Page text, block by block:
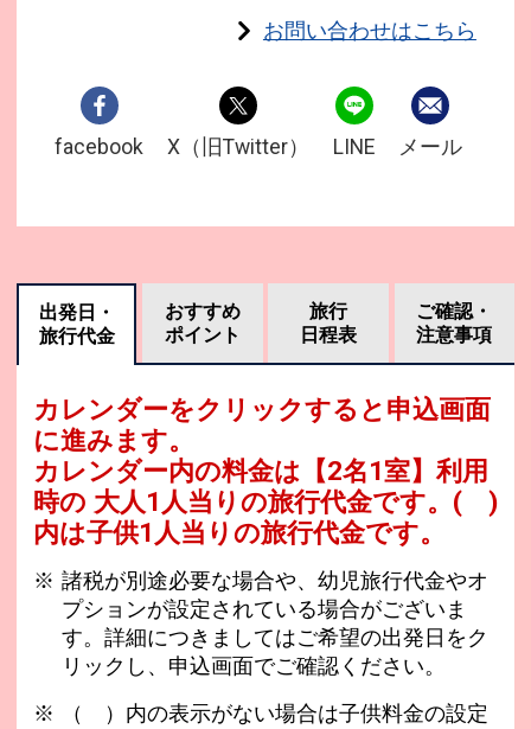
お問い合わせはこちら
facebook X（旧Twitter） LINE メール
出発日・
旅行代金
おすすめ
ポイント
旅行
日程表
ご確認・
注意事項
カレンダーをクリックすると申込画面
に進みます。
カレンダー内の料金は 【2名1室】利用
時の 大人1人当りの旅行代金です。 ( )
内は子供1人当りの旅行代金です。
諸税が別途必要な場合や、幼児旅行代金やオ
プションが設定されている場合がございま
す。詳細につきましてはご希望の出発日をク
リックし、申込画面でご確認ください。
（ ）内の表示がない場合は子供料金の設定